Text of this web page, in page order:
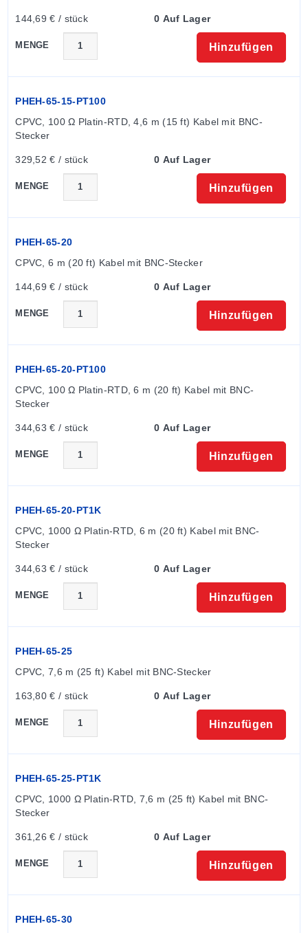
144,69 € / stück 0 Auf Lager
MENGE Hinzufügen
PHEH-65-15-PT100
CPVC, 100 Ω Platin-RTD, 4,6 m (15 ft) Kabel mit BNC-
Stecker
329,52 € / stück 0 Auf Lager
MENGE Hinzufügen
PHEH-65-20
CPVC, 6 m (20 ft) Kabel mit BNC-Stecker
144,69 € / stück 0 Auf Lager
MENGE Hinzufügen
PHEH-65-20-PT100
CPVC, 100 Ω Platin-RTD, 6 m (20 ft) Kabel mit BNC-
Stecker
344,63 € / stück 0 Auf Lager
MENGE Hinzufügen
PHEH-65-20-PT1K
CPVC, 1000 Ω Platin-RTD, 6 m (20 ft) Kabel mit BNC-
Stecker
344,63 € / stück 0 Auf Lager
MENGE Hinzufügen
PHEH-65-25
CPVC, 7,6 m (25 ft) Kabel mit BNC-Stecker
163,80 € / stück 0 Auf Lager
MENGE Hinzufügen
PHEH-65-25-PT1K
CPVC, 1000 Ω Platin-RTD, 7,6 m (25 ft) Kabel mit BNC-
Stecker
361,26 € / stück 0 Auf Lager
MENGE Hinzufügen
PHEH-65-30